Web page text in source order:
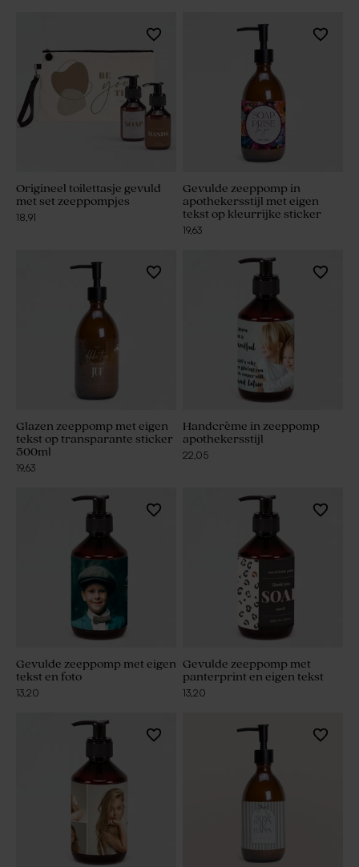
Origineel toilettasje gevuld
met set zeeppompjes
18,91
Gevulde zeeppomp in
apothekersstijl met eigen
tekst op kleurrijke sticker
19,63
Glazen zeeppomp met eigen
tekst op transparante sticker
500ml
19,63
Handcrème in zeeppomp
apothekersstijl
22,05
Gevulde zeeppomp met eigen
tekst en foto
13,20
Gevulde zeeppomp met
panterprint en eigen tekst
13,20